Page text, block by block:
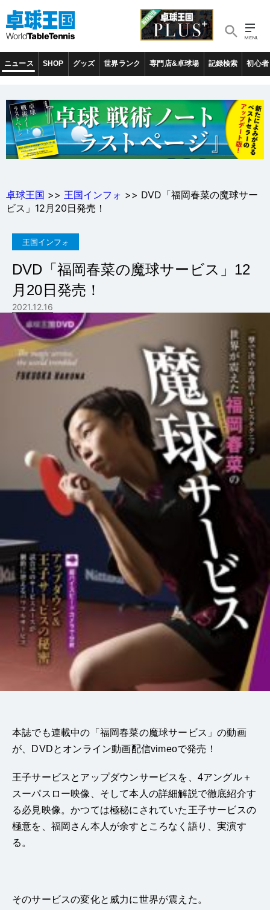
ニュース SHOP グッズ 世界ランク 専門店&卓球場 記録検索 初心者
卓球王国 >> 王国インフォ >> DVD「福岡春菜の魔球サー
ビス」12月20日発売！
王国インフォ
DVD「福岡春菜の魔球サービス」12
月20日発売！
2021.12.16
本誌でも連載中の「福岡春菜の魔球サービス」の動画
が、DVDとオンライン動画配信vimeoで発売！
王子サービスとアップダウンサービスを、4アングル＋
スーパスロー映像、そして本人の詳細解説で徹底紹介す
る必見映像。かつては極秘にされていた王子サービスの
極意を、福岡さん本人が余すところなく語り、実演す
る。
そのサービスの変化と威力に世界が震えた。